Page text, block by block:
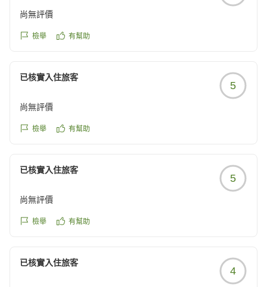
尚無評價
檢舉 有幫助
已核實入住旅客
5
尚無評價
檢舉 有幫助
已核實入住旅客
5
尚無評價
檢舉 有幫助
已核實入住旅客
4